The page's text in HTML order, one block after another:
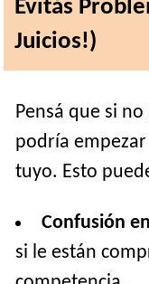
Evitás
Juicios!)
Pensá que si
podría
tuyo. Esto
Confusión
si le están